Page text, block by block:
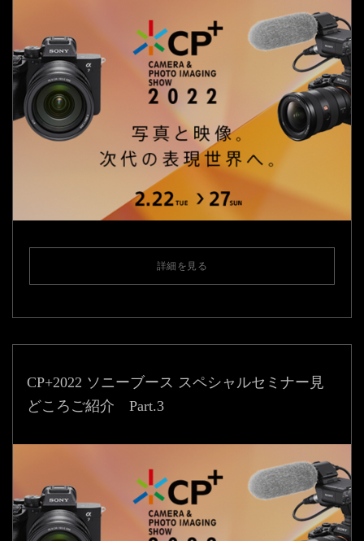
詳細を見る
CP+2022 ソニーブース スペシャルセミナー見
どころ ご紹介 Part.3